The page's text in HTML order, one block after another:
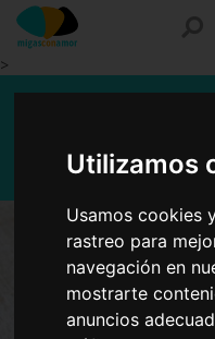
Utilizamos
Usamos cookies
rastreo para
navegación en
mostrarte
anuncios
>
Caldo